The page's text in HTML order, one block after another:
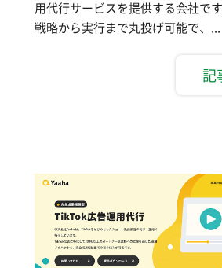
用代行サービスを提供する会社で
戦略から実行まで丸投げ可能で、...
記